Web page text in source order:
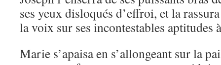
ses yeux disloqués d’effroi, et la
la voix sur ses incontestables aptitudes
Marie s’apaisa en s’allongeant sur la